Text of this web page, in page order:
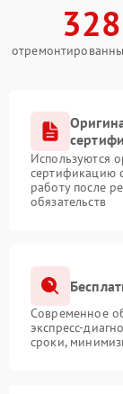
Используются
сертификацию
работу после
обязательств
Современное
экспресс-
сроки,